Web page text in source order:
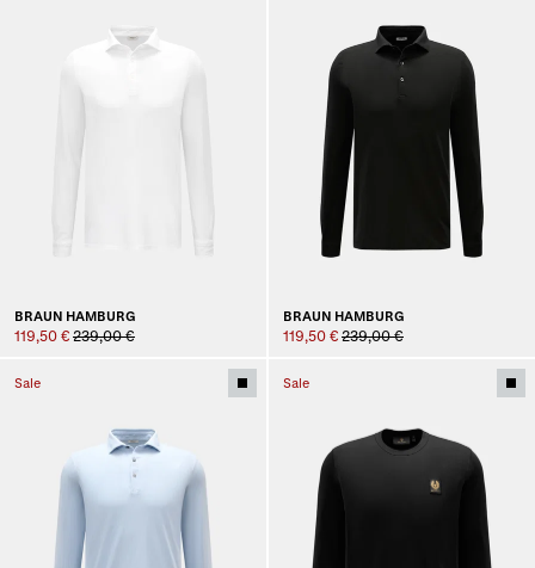
BRAUN HAMBURG
119,50 € 239,00 €
BRAUN HAMBURG
119,50 € 239,00 €
Sale Sale